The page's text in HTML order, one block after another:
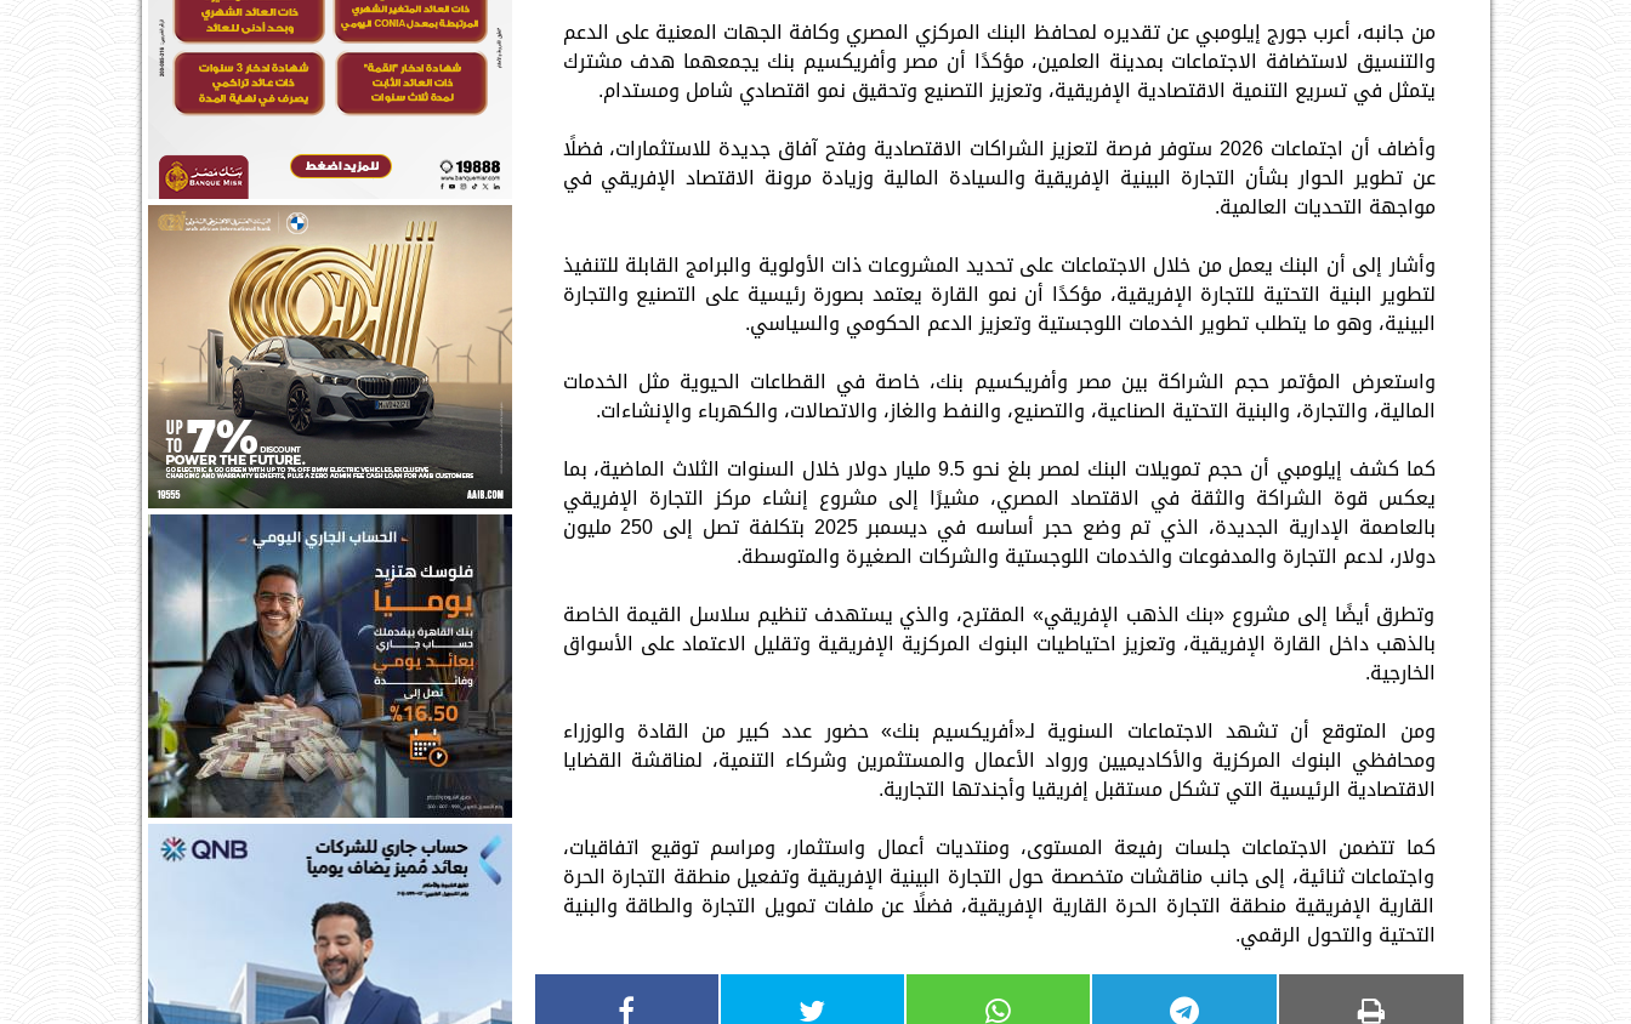
من جانبه، أعرب جورج إيلومبي عن تقديره لمحافظ البنك المركزي المصري وكافة الجهات المعنية على الدعم
والتنسيق لاستضافة الاجتماعات بمدينة العلمين، مؤكدًا أن مصر وأفريكسيم بنك يجمعهما هدف مشترك
يتمثل في تسريع التنمية الاقتصادية الإفريقية، وتعزيز التصنيع وتحقيق نمو اقتصادي شامل ومستدام.
وأضاف أن اجتماعات 2026 ستوفر فرصة لتعزيز الشراكات الاقتصادية وفتح آفاق جديدة للاستثمارات، فضلًا
عن تطوير الحوار بشأن التجارة البينية الإفريقية والسيادة المالية وزيادة مرونة الاقتصاد الإفريقي في
مواجهة التحديات العالمية.
وأشار إلى أن البنك يعمل من خلال الاجتماعات على تحديد المشروعات ذات الأولوية والبرامج القابلة للتنفيذ
لتطوير البنية التحتية للتجارة الإفريقية، مؤكدًا أن نمو القارة يعتمد بصورة رئيسية على التصنيع والتجارة
البينية، وهو ما يتطلب تطوير الخدمات اللوجستية وتعزيز الدعم الحكومي والسياسي.
واستعرض المؤتمر حجم الشراكة بين مصر وأفريكسيم بنك، خاصة في القطاعات الحيوية مثل الخدمات
المالية، والتجارة، والبنية التحتية الصناعية، والتصنيع، والنفط والغاز، والاتصالات، والكهرباء والإنشاءات.
كما كشف إيلومبي أن حجم تمويلات البنك لمصر بلغ نحو 9.5 مليار دولار خلال السنوات الثلاث الماضية، بما
يعكس قوة الشراكة والثقة في الاقتصاد المصري، مشيرًا إلى مشروع إنشاء مركز التجارة الإفريقي
بالعاصمة الإدارية الجديدة، الذي تم وضع حجر أساسه في ديسمبر 2025 بتكلفة تصل إلى 250 مليون
دولار، لدعم التجارة والمدفوعات والخدمات اللوجستية والشركات الصغيرة والمتوسطة.
وتطرق أيضًا إلى مشروع «بنك الذهب الإفريقي» المقترح، والذي يستهدف تنظيم سلاسل القيمة الخاصة
بالذهب داخل القارة الإفريقية، وتعزيز احتياطيات البنوك المركزية الإفريقية وتقليل الاعتماد على الأسواق
الخارجية.
ومن المتوقع أن تشهد الاجتماعات السنوية لـ«أفريكسيم بنك» حضور عدد كبير من القادة والوزراء
ومحافظي البنوك المركزية والأكاديميين ورواد الأعمال والمستثمرين وشركاء التنمية، لمناقشة القضايا
الاقتصادية الرئيسية التي تشكل مستقبل إفريقيا وأجندتها التجارية.
كما تتضمن الاجتماعات جلسات رفيعة المستوى، ومنتديات أعمال واستثمار، ومراسم توقيع اتفاقيات،
واجتماعات ثنائية، إلى جانب مناقشات متخصصة حول التجارة البينية الإفريقية وتفعيل منطقة التجارة الحرة
القارية الإفريقية منطقة التجارة الحرة القارية الإفريقية، فضلًا عن ملفات تمويل التجارة والطاقة والبنية
التحتية والتحول الرقمي.